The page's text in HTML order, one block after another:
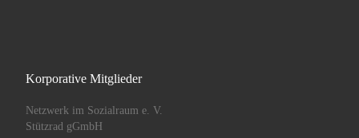
Korporative Mitglieder
Netzwerk im Sozialraum e. V.
Stützrad gGmbH